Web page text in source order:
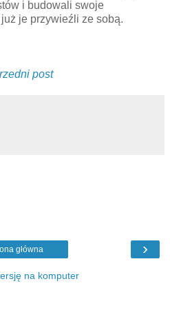
i budowali swoje
je przywieźli ze sobą.
post
›
główna
na komputer